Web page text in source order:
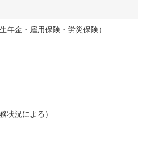
年金・雇用保険・労災保険）
状況による）